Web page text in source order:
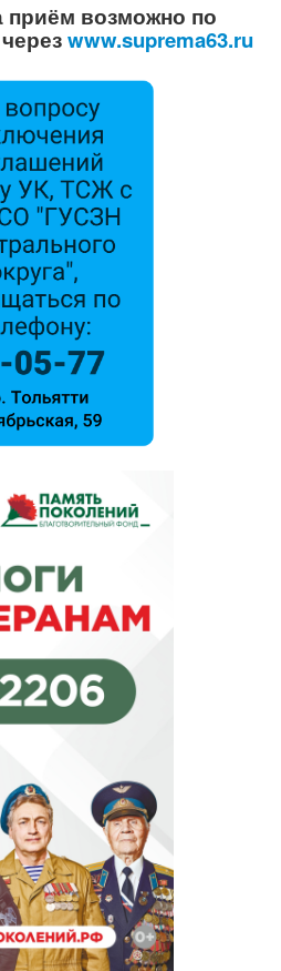
приём возможно по
www.suprema63.ru